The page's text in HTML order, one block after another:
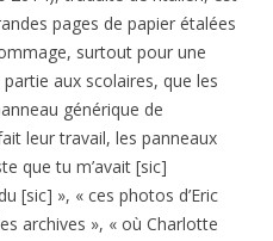
pages de papier étalées
surtout pour une
aux scolaires, que les
générique de
leur travail, les panneaux
que tu m’avait [sic]
[sic] », « ces photos d’Eric
archives », « où Charlotte